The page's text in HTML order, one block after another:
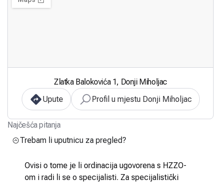
Zlatka Balokovića 1, Donji Miholjac
Upute
Profil u mjestu Donji Miholjac
Najčešća pitanja
Trebam li uputnicu za pregled?
Ovisi o tome je li ordinacija ugovorena s HZZO-
om i radi li se o specijalisti. Za specijalistički